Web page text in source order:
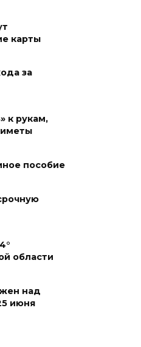
и
в
карты
за
к рукам,
пособие
области
над
июня